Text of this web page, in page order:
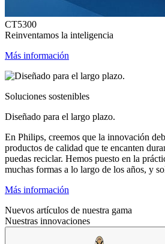
CT5300
Reinventamos la inteligencia
Más información
Soluciones sostenibles
Diseñado para el largo plazo.
En Philips, creemos que la innovación
productos de calidad que te encanten
puedas reciclar. Hemos puesto en la
muchas formas a lo largo de los años, y
Más información
Nuevos artículos de nuestra gama
Nuestras innovaciones